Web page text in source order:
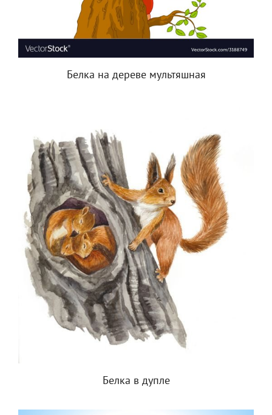
Белка на дереве мультяшная
Белка в дупле